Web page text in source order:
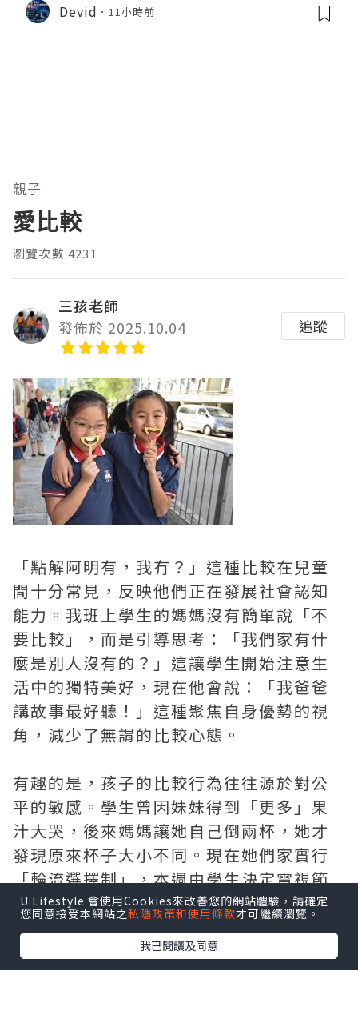
Devid 11小時前
親子
愛比較
瀏覽次數:4231
三孩老師
發佈於 2025.10.04
追蹤
「點解阿明有，我冇？」這種比較在兒童
間十分常見，反映他們正在發展社會認知
能力。我班上學生的媽媽沒有簡單說「不
要比較」，而是引導思考：「我們家有什
麼是別人沒有的？」這讓學生開始注意生
活中的獨特美好，現在他會說：「我爸爸
講故事最好聽！」這種聚焦自身優勢的視
角，減少了無謂的比較心態。
有趣的是，孩子的比較行為往往源於對公
平的敏感。學生曾因妹妹得到「更多」果
汁大哭，後來媽媽讓她自己倒兩杯，她才
發現原來杯子大小不同。現在她們家實行
「輪流選擇制」，本週由學生決定電視節
目，下週換妹妹選。這種可預見的公平，
讓姐妹間的比較大大減少。
比較也可以轉化為進步動力。我校老師設
U Lifestyle 會使用Cookies來改善您的網站體驗，請確定
您同意接受本網站之私隱政策和使用條款才可繼續瀏覽。
我已閱讀及同意